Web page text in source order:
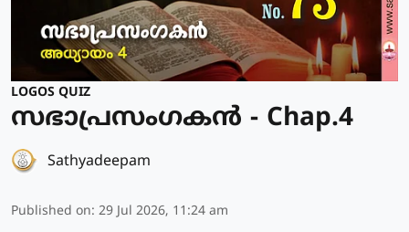
LOGOS QUIZ
സഭാപ്രസംഗകൻ - Chap.4
Sathyadeepam
Published on: 29 Jul 2026, 11:24 am